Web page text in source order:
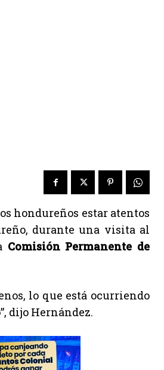
hondureños estar atentos
durante una visita al
Comisión Permanente de
lo que está ocurriendo
dijo Hernández.